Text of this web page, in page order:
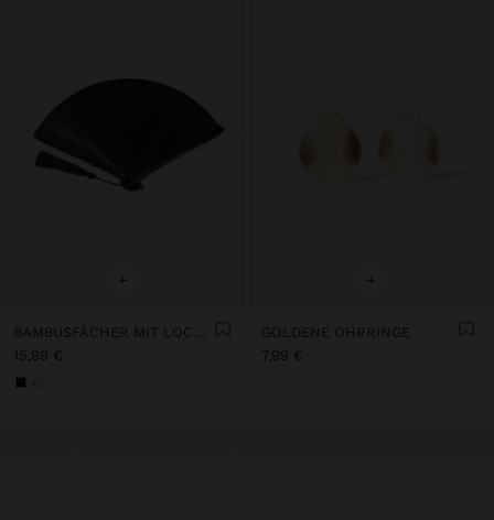
+
BAMBUSFÄCHER MIT LOCHMUSTER
15,99 €
+
GOLDENE OHRRINGE
7,99 €